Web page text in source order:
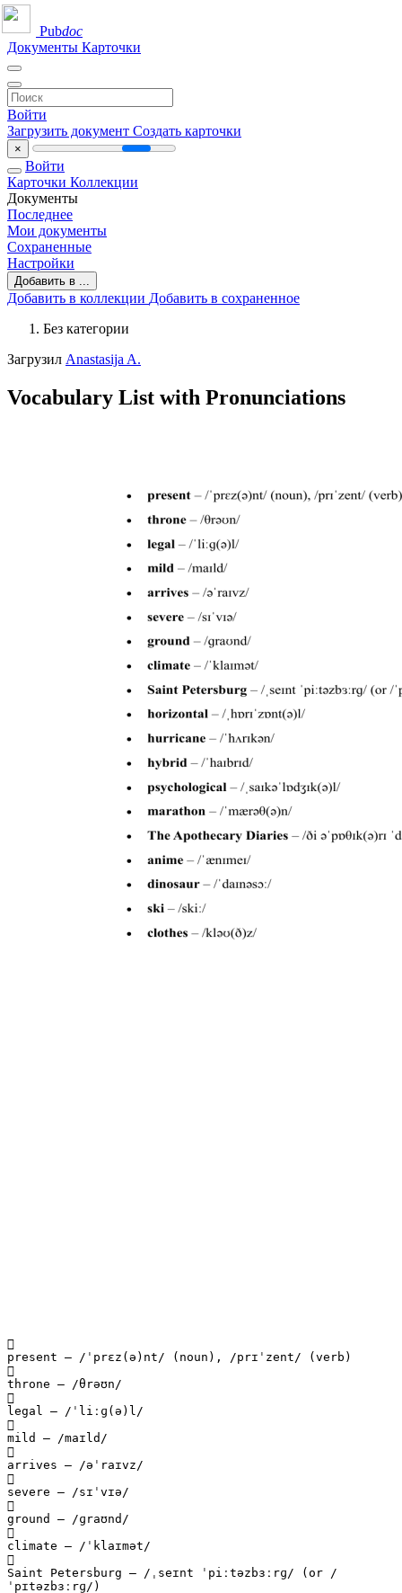
Pubdoc
Документы Карточки
Войти
Загрузить документ Создать карточки
×
Войти
Карточки Коллекции
Документы
Последнее
Мои документы
Сохраненные
Настройки
Добавить в ...
Добавить в коллекции Добавить в сохраненное
Без категории
Загрузил Anastasija A.
Vocabulary List with Pronunciations

present – /ˈprɛz(ə)nt/ (noun), /prɪˈzent/ (verb)

throne – /θrəʊn/

legal – /ˈliːɡ(ə)l/

mild – /maɪld/

arrives – /əˈraɪvz/

severe – /sɪˈvɪə/

ground – /ɡraʊnd/

climate – /ˈklaɪmət/

Saint Petersburg – /ˌseɪnt ˈpiːtəzbɜːrɡ/ (or /
ˈpɪtəzbɜːrɡ/)